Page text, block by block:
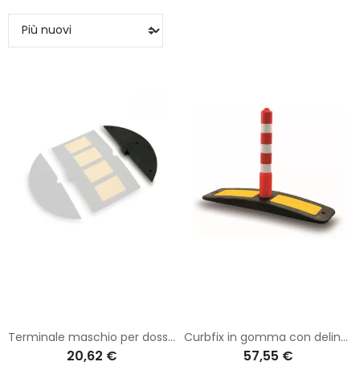
Terminale maschio per dosso rallentatore Sisas in gomma H. 3 cm dimensione 60x27 cm
20,62 €
Curbfix in gomma con delineatore cilindrico h 60 cm interamente rifrangente-Esclusi Tasselli
57,55 €